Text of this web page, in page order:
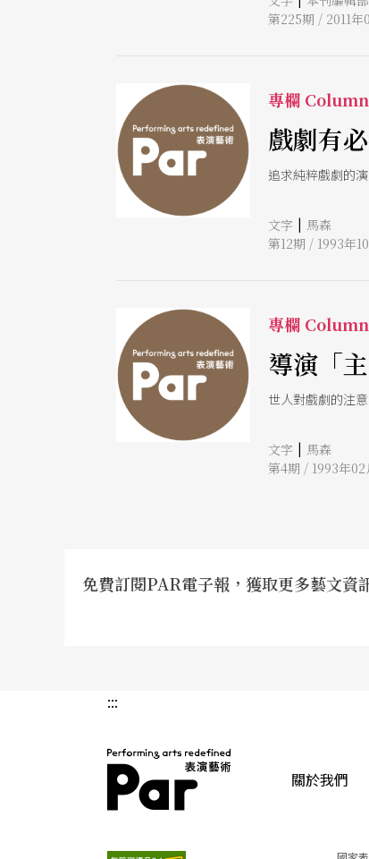
首十四行詩、3部
Garca Lorca，
第225期 / 2011年
專欄
戲劇有
追求純粹戲劇的
文字 | 馬森
第12期 / 1993年
專欄
導演「
世人對戲劇的注
文字 | 馬森
第4期 / 1993年02
免費訂閱PAR電子報，獲取更多藝文資
:::
關於我們